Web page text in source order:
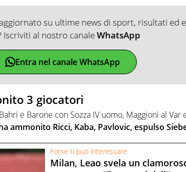
su ultime news di sport, risultati ed
Iscriviti al nostro canaleWhatsApp
Entra nel canale WhatsApp
3 giocatori
e Barone con Sozza IV uomo, Maggioni al Var
ammonito Ricci, Kaba, Pavlovic, espulso
Forse ti può interessare
Milan, Leao svela un